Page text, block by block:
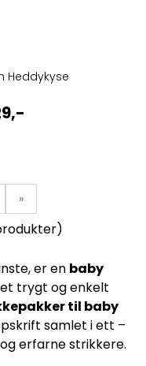
Heddykyse
»
er en baby
trygt og enkelt
til baby
samlet i ett –
erfarne strikkere.